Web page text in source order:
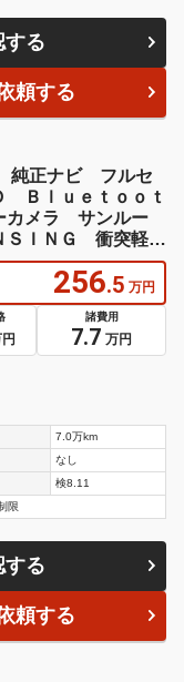
する
頼する
純正ナビ フルセ
ｌｕｅｔｏｏｔ
メラ サンルー
ＩＮＧ 衝突軽減
256.5 万円
諸費用
7.7 万円
7.0万km
なし
検8.11
限
する
頼する